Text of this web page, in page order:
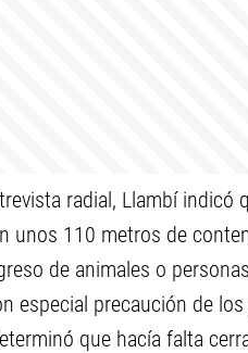
radial, Llambí indicó
unos 110 metros de
de animales o
especial precaución de
que hacía falta